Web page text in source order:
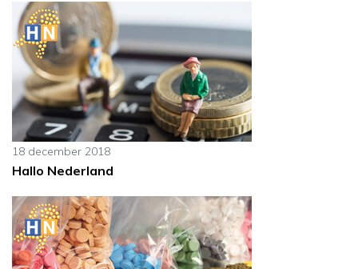
18 december 2018
Hallo Nederland